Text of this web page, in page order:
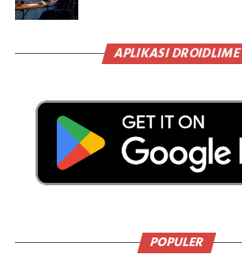
APLIKASI DROIDLIME
POPULER